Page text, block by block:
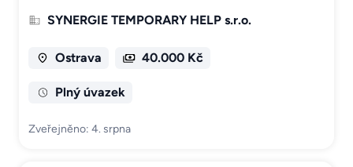
SYNERGIE TEMPORARY HELP s.r.o.
Ostrava 40.000 Kč
Plný úvazek
Zveřejněno: 4. srpna